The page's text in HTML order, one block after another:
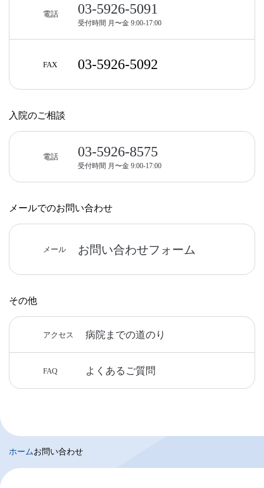
電話 03-5926-5091
受付時間 月〜金 9:00-17:00
FAX 03-5926-5092
入院のご相談
電話 03-5926-8575
受付時間 月〜金 9:00-17:00
メールでのお問い合わせ
メール お問い合わせフォーム
その他
アクセス 病院までの道のり
FAQ よくあるご質問
ホームお問い合わせ